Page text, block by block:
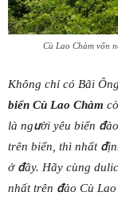
Cù Lao Chàm vốn
Không chỉ có Bãi
biển Cù Lao Chàm
là người yêu biển
trên biển, thì nhất
ở đây. Hãy cùng
nhất trên đảo Cù